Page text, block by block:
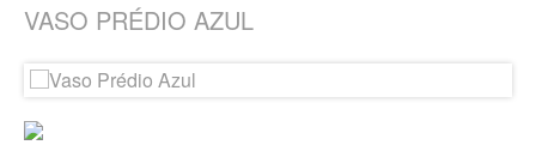
VASO PRÉDIO AZUL